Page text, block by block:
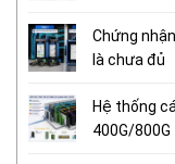
Chứng
là chưa đủ
Hệ thống
400G/800G